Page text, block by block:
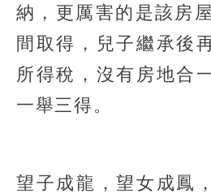
納，更厲害的是該房
間取得，兒子繼承後
所得稅，沒有房地合
一舉三得。
望子成龍，望女成鳳